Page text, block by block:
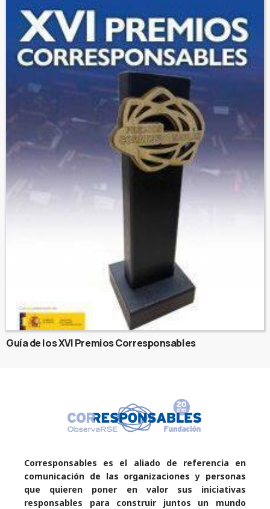
Guía de los XVI Premios Corresponsables
Corresponsables es el aliado de referencia en
comunicación de las organizaciones y personas
que quieren poner en valor sus iniciativas
responsables para construir juntos un mundo